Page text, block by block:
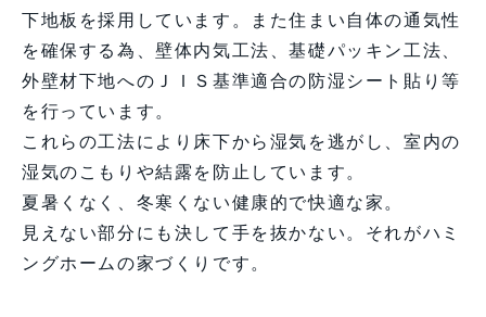
下地板を採用しています。また住まい自体の通気性
を確保する為、壁体内気工法、基礎パッキン工法、
外壁材下地へのＪＩＳ基準適合の防湿シート貼り等
を行っています。
これらの工法により床下から湿気を逃がし、室内の
湿気のこもりや結露を防止しています。
夏暑くなく、冬寒くない健康的で快適な家。
見えない部分にも決して手を抜かない。それがハミ
ングホームの家づくりです。